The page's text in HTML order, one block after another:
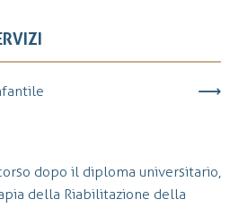
dopo il diploma universitario,
della Riabilitazione della